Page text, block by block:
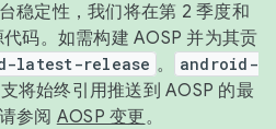
稳定性，我们将在第 2 季度和
码。如需构建 AOSP 并为其贡
latest-release 。
android-
将始终引用推送到 AOSP 的最
参阅 AOSP 变更。